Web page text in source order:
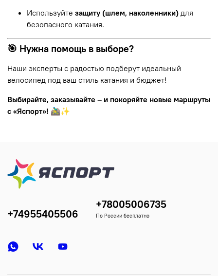
Используйте защиту (шлем, наколенники) для
безопасного катания.
🎯 Нужна помощь в выборе?
Наши эксперты с радостью подберут идеальный
велосипед под ваш стиль катания и бюджет!
Выбирайте, заказывайте – и покоряйте новые маршруты
с «Яспорт»! 🚵‍♂️✨
+74955405506
+78005006735
По России бесплатно